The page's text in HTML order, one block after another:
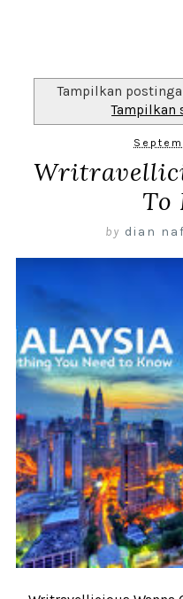
Tampilkan
Tampilkan
To
by dian